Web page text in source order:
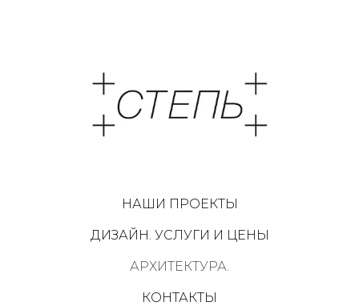
НАШИ ПРОЕКТЫ
ДИЗАЙН. УСЛУГИ И ЦЕНЫ
АРХИТЕКТУРА.
КОНТАКТЫ